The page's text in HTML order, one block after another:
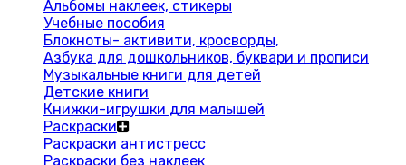
Альбомы наклеек, стикеры
Учебные пособия
Блокноты- активити, кросворды,
Азбука для дошкольников, буквари и прописи
Музыкальные книги для детей
Детские книги
Книжки-игрушки для малышей
Раскраски
Раскраски антистресс
Раскраски без наклеек